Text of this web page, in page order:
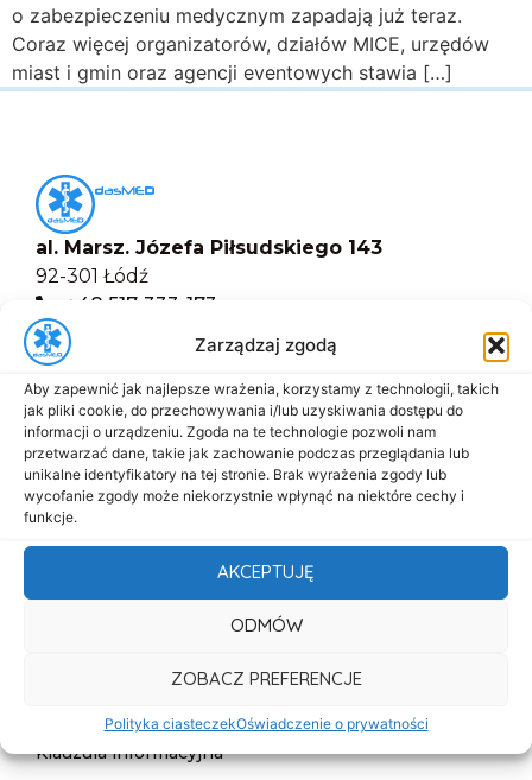
Zarządzaj zgodą
Aby zapewnić jak najlepsze wrażenia, korzystamy z technologii, takich
jak pliki cookie, do przechowywania i/lub uzyskiwania dostępu do
informacji o urządzeniu. Zgoda na te technologie pozwoli nam
przetwarzać dane, takie jak zachowanie podczas przeglądania lub
unikalne identyfikatory na tej stronie. Brak wyrażenia zgody lub
wycofanie zgody może niekorzystnie wpłynąć na niektóre cechy i
funkcje.
AKCEPTUJĘ
ODMÓW
ZOBACZ PREFERENCJE
Polityka ciasteczekOświadczenie o prywatności
o zabezpieczeniu medycznym zapadają już teraz.
Coraz więcej organizatorów, działów MICE, urzędów
miast i gmin oraz agencji eventowych stawia […]
al. Marsz. Józefa Piłsudskiego 143
92-301 Łódź
+48 517-333-173
biuro@dasmed.pl
Menu
Start
O nas
Oferta
Cennik
Klauzula informacyjna